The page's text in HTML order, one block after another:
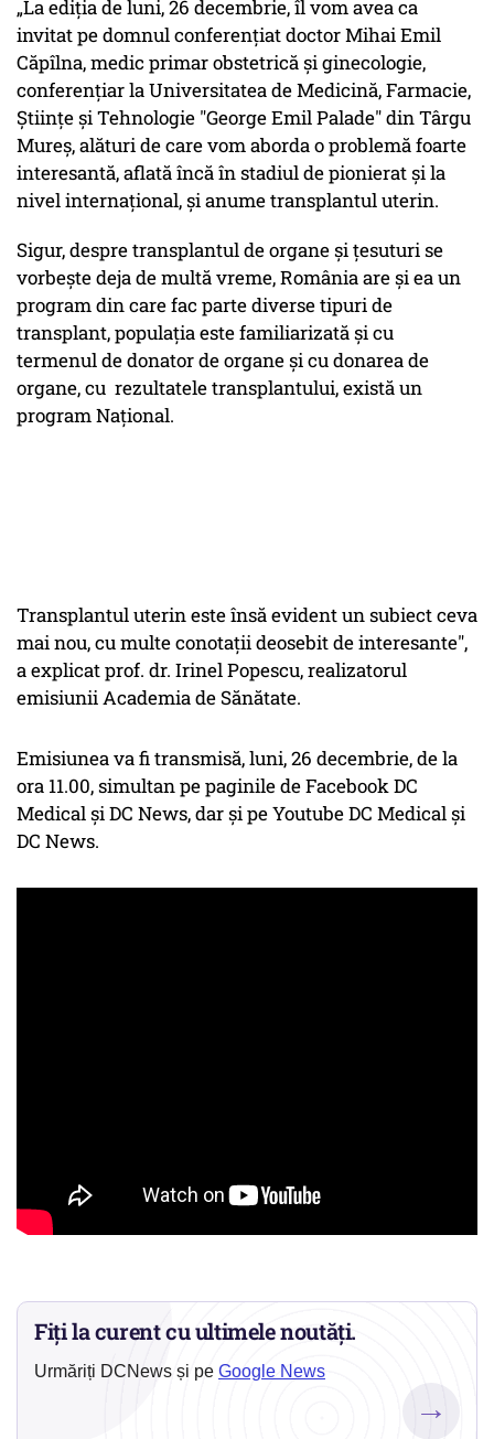
„La ediția de luni, 26 decembrie, îl vom avea ca
invitat pe domnul conferențiat doctor Mihai Emil
Căpîlna, medic primar obstetrică și ginecologie,
conferențiar la Universitatea de Medicină, Farmacie,
Științe și Tehnologie "George Emil Palade" din Târgu
Mureș, alături de care vom aborda o problemă foarte
interesantă, aflată încă în stadiul de pionierat și la
nivel internațional, și anume transplantul uterin.
Sigur, despre transplantul de organe și țesuturi se
vorbește deja de multă vreme, România are și ea un
program din care fac parte diverse tipuri de
transplant, populația este familiarizată și cu
termenul de donator de organe și cu donarea de
organe, cu rezultatele transplantului, există un
program Național.
Transplantul uterin este însă evident un subiect ceva
mai nou, cu multe conotații deosebit de interesante",
a explicat prof. dr. Irinel Popescu, realizatorul
emisiunii Academia de Sănătate.
Emisiunea va fi transmisă, luni, 26 decembrie, de la
ora 11.00, simultan pe paginile de Facebook DC
Medical și DC News, dar și pe Youtube DC Medical și
DC News.
Fiți la curent cu ultimele noutăți.
Urmăriți DCNews și pe Google News
→